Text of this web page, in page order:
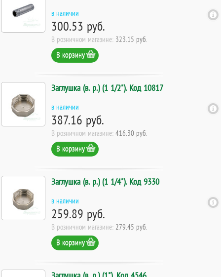
в наличии
300.53 руб.
В розничном магазине: 323.15 руб.
В корзину
Заглушка (в. р.) (1 1/2"). Код 10817
в наличии
387.16 руб.
В розничном магазине: 416.30 руб.
В корзину
Заглушка (в. р.) (1 1/4"). Код 9330
в наличии
259.89 руб.
В розничном магазине: 279.45 руб.
В корзину